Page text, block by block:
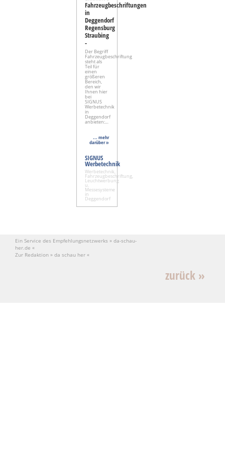
Fahrzeugbeschriftungen
in
Deggendorf
Regensburg
Straubing
-
Der Begriff
Fahrzeugbeschriftung
steht als
Teil für
einen
größeren
Bereich,
den wir
Ihnen hier
bei
SIGNUS
Werbetechnik
in
Deggendorf
anbieten:…
... mehr
darüber »
SIGNUS
Werbetechnik
Werbetechnik,
Fahrzeugbeschriftung,
Leuchtwerbung
u.
Messesysteme
in
Deggendorf
Ein Service des Empfehlungsnetzwerks » da-schau-
her.de «
Zur Redaktion » da schau her «
zurück »